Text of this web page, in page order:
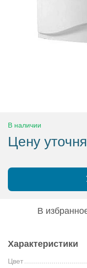
В наличии
Цену
В
Характеристики
Цвет